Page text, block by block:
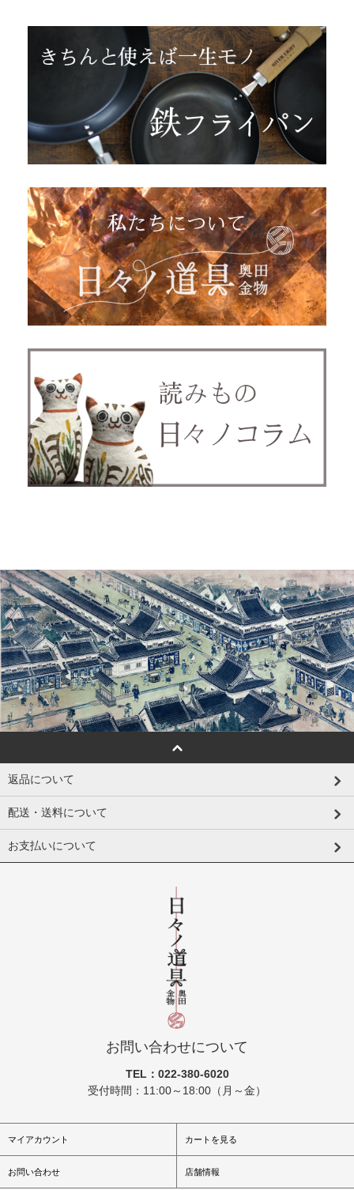
返品について
配送・送料について
お支払いについて
お問い合わせについて
TEL：022-380-6020
受付時間：11:00～18:00（月～金）
マイアカウント カートを見る
お問い合わせ 店舗情報